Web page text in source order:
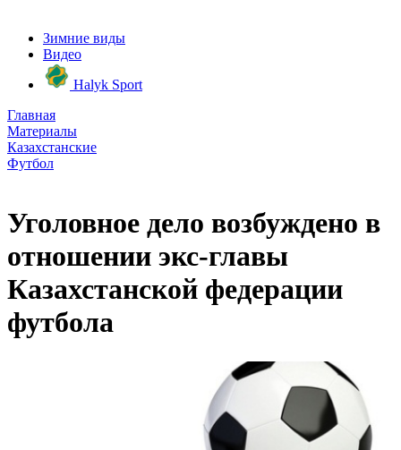
Зимние виды
Видео
Halyk Sport
Главная
Материалы
Казахстанские
Футбол
Уголовное дело возбуждено в
отношении экс-главы
Казахстанской федерации
футбола